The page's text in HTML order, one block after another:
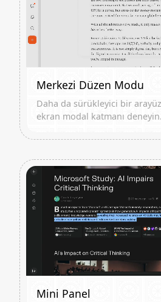
Merkezi Düzen Modu
Daha da sürükleyici bir
ekran modal katmanı deneyin.
Mini Panel